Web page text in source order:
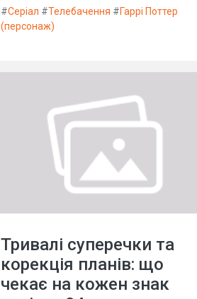
#Серіал #Телебачення #Гаррі Поттер
(персонаж)
Тривалі суперечки та
корекція планів: що
чекає на кожен знак